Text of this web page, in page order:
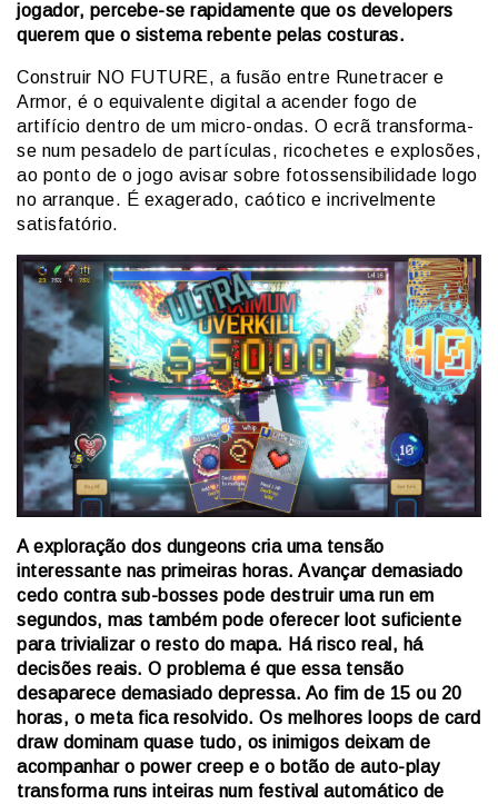
jogador, percebe-se rapidamente que os developers
querem que o sistema rebente pelas costuras.
Construir NO FUTURE, a fusão entre Runetracer e
Armor, é o equivalente digital a acender fogo de
artifício dentro de um micro-ondas. O ecrã transforma-
se num pesadelo de partículas, ricochetes e explosões,
ao ponto de o jogo avisar sobre fotossensibilidade logo
no arranque. É exagerado, caótico e incrivelmente
satisfatório.
A exploração dos dungeons cria uma tensão
interessante nas primeiras horas. Avançar demasiado
cedo contra sub-bosses pode destruir uma run em
segundos, mas também pode oferecer loot suficiente
para trivializar o resto do mapa. Há risco real, há
decisões reais. O problema é que essa tensão
desaparece demasiado depressa. Ao fim de 15 ou 20
horas, o meta fica resolvido. Os melhores loops de card
draw dominam quase tudo, os inimigos deixam de
acompanhar o power creep e o botão de auto-play
transforma runs inteiras num festival automático de